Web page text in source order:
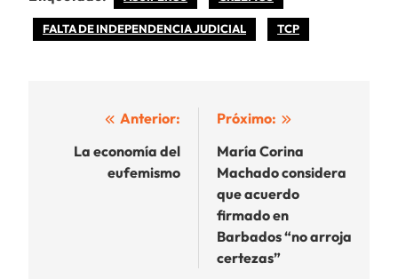
FALTA DE INDEPENDENCIA JUDICIAL TCP
Navegación
entradas
Anterior:
La economía del
eufemismo
Próximo:
María Corina
Machado considera
que acuerdo
firmado en
Barbados “no arroja
certezas”